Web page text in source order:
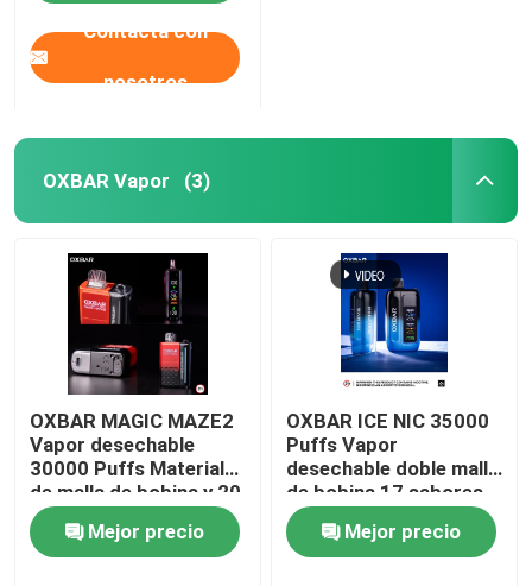
Contacta con
nosotros
OXBAR Vapor (3)
OXBAR MAGIC MAZE2
Vapor desechable
30000 Puffs Material
de malla de bobina y 20
sabores 90 * 53 *
23mm Tamaño
Mejor precio
OXBAR ICE NIC 35000
Puffs Vapor
desechable doble malla
de bobina 17 sabores
Mejor precio